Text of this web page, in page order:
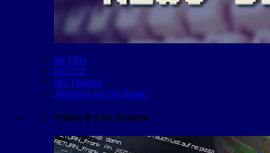
RETRO
HEUTE
alle Themen
Aktuelles aus der Szene
Videos & Live Streams